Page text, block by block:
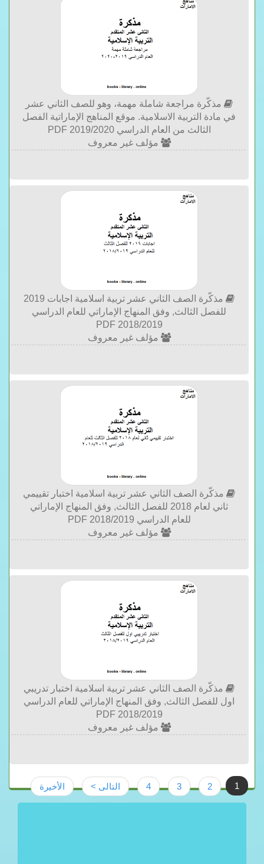
مذكّرة مراجعة شاملة مهمة، وهو للصف الثاني عشر
في مادة التربية الاسلامية. موقع المناهج الإماراتية الفصل
الثالث من العام الدراسي 2019/2020 PDF
مؤلف غير معروف
مذكّرة الصف الثاني عشر تربية اسلامية اجابات 2019
للفصل الثالث, وفق المنهاج الإماراتي للعام الدراسي
2018/2019 PDF
مؤلف غير معروف
مذكّرة الصف الثاني عشر تربية اسلامية اختبار تقييمي
ثاني لعام 2018 للفصل الثالث, وفق المنهاج الإماراتي
للعام الدراسي 2018/2019 PDF
مؤلف غير معروف
مذكّرة الصف الثاني عشر تربية اسلامية اختبار تدريبي
اول للفصل الثالث, وفق المنهاج الإماراتي للعام الدراسي
2018/2019 PDF
مؤلف غير معروف
1
2
3
4 التالى > الأخيرة